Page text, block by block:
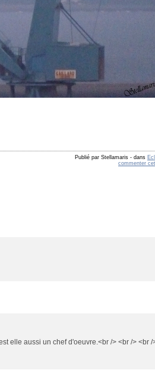
Publié par Stellamaris - dans
commenter
elle aussi un chef d'oeuvre.<br /> <br /> <br /